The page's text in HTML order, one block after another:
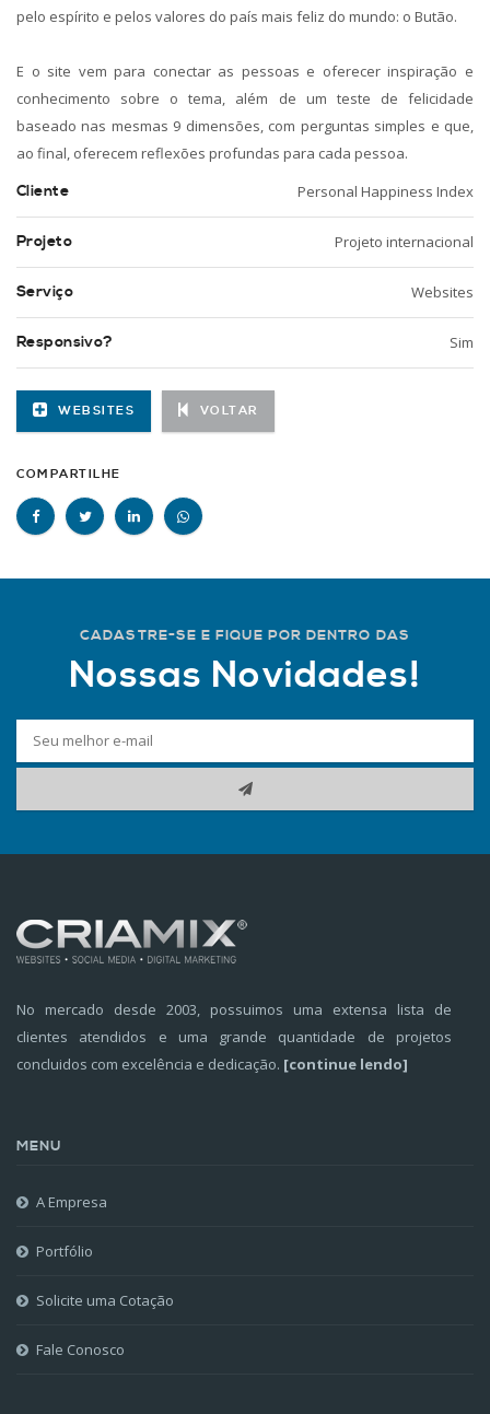
pelo espírito e pelos valores do país mais feliz do mundo: o Butão.
E o site vem para conectar as pessoas e oferecer inspiração e
conhecimento sobre o tema, além de um teste de felicidade
baseado nas mesmas 9 dimensões, com perguntas simples e que,
ao final, oferecem reflexões profundas para cada pessoa.
Cliente
Personal Happiness Index
Projeto Projeto internacional
Serviço Websites
Responsivo? Sim
WEBSITES VOLTAR
COMPARTILHE
CADASTRE-SE E FIQUE POR DENTRO DAS
Nossas Novidades!
No mercado desde 2003, possuimos uma extensa lista de
clientes atendidos e uma grande quantidade de projetos
concluidos com excelência e dedicação. [continue lendo]
MENU
A Empresa
Portfólio
Solicite uma Cotação
Fale Conosco